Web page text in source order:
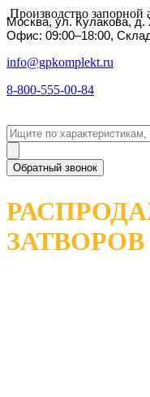
Производство запорной
Москва, ул. Кулакова, д.
Офис: 09:00–18:00,
info@gpkomplekt.ru
8-800-555-00-84
Обратный звонок
ЗАТВОРОВ